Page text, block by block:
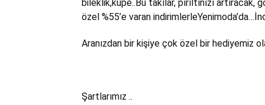
bileklik,küpe..Bu takılar, pırıltınızı
özel %55’e varan
Aranızdan bir kişiye çok özel bir hediyemiz
Şartlarımız ..